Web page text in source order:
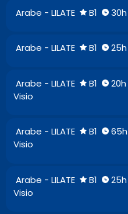
Arabe - LILATE B1 30h
Arabe - LILATE B1 25h
Arabe - LILATE B1 20h
Visio
Arabe - LILATE B1 65h
Visio
Arabe - LILATE B1 25h
Visio